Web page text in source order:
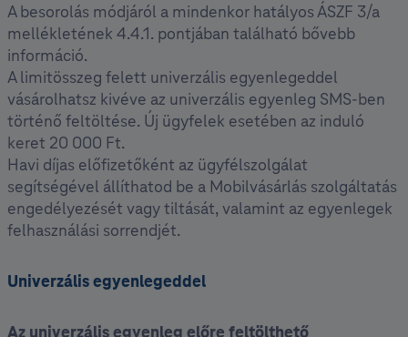
A besorolás módjáról a mindenkor hatályos ÁSZF 3/a
mellékletének 4.4.1. pontjában található bővebb
információ.
A limitösszeg felett univerzális egyenlegeddel
vásárolhatsz kivéve az univerzális egyenleg SMS-ben
történő feltöltése. Új ügyfelek esetében az induló
keret 20 000 Ft.
Havi díjas előfizetőként az ügyfélszolgálat
segítségével állíthatod be a Mobilvásárlás szolgáltatás
engedélyezését vagy tiltását, valamint az egyenlegek
felhasználási sorrendjét.
Univerzális egyenlegeddel
Az univerzális egyenleg előre feltölthető